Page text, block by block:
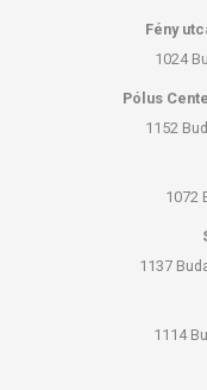
Fény
1024
Pólus
1152
1072
1137
1114